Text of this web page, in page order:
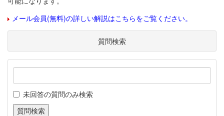
メール会員(無料)の詳しい解説はこちらをご覧ください。
質問検索
未回答の質問のみ検索